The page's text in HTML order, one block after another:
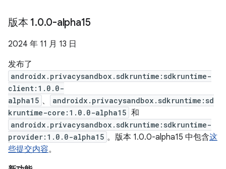
版本 1.0.0-alpha15
2024 年 11 月 13 日
发布了
androidx.privacysandbox.sdkruntime:sdkruntime-
client:1.0.0-
alpha15 、
androidx.privacysandbox.sdkruntime:sd
kruntime-core:1.0.0-alpha15 和
androidx.privacysandbox.sdkruntime:sdkruntime-
provider:1.0.0-alpha15 。版本 1.0.0-alpha15 中包含这
些提交内容。